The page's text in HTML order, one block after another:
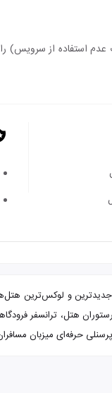
و لوکس‌ترین
حرفه‌ای میزبان